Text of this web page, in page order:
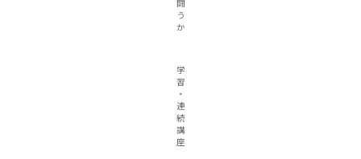
闘
う
か
学
習
・
連
続
講
座